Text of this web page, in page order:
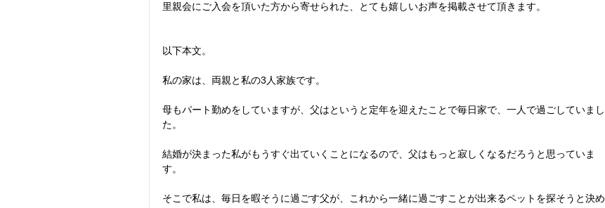
里親会にご入会を頂いた方から寄せられた、とても嬉しいお声を掲載させて頂きます。
以下本文。
私の家は、両親と私の3人家族です。
母もパート勤めをしていますが、父はというと定年を迎えたことで毎日家で、一人で過ごしていまし
た。
結婚が決まった私がもうすぐ出ていくことになるので、父はもっと寂しくなるだろうと思っていま
す。
そこで私は、毎日を暇そうに過ごす父が、これから一緒に過ごすことが出来るペットを探そうと決め